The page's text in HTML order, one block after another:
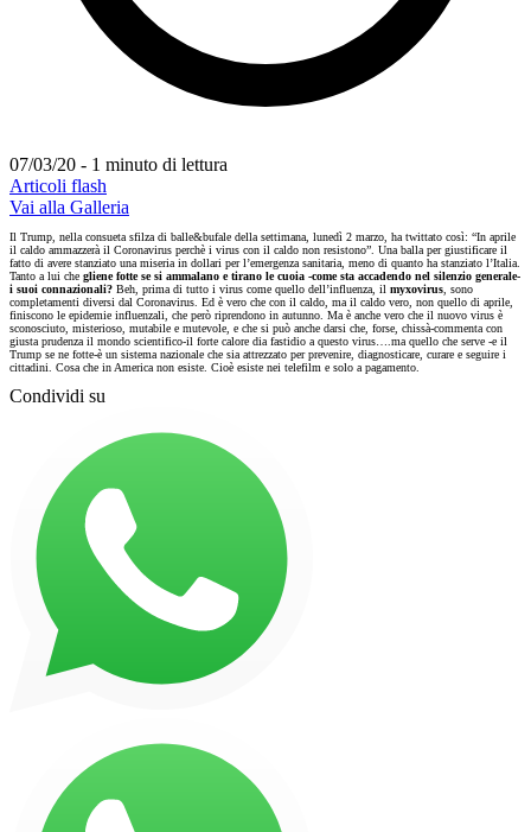
07/03/20 - 1 minuto di lettura
Articoli flash
Vai alla Galleria
Il Trump, nella consueta sfilza di balle&bufale della settimana, lunedì 2 marzo, ha twittato così: “In aprile
il caldo ammazzerà il Coronavirus perchè i virus con il caldo non resistono”. Una balla per giustificare il
fatto di avere stanziato una miseria in dollari per l’emergenza sanitaria, meno di quanto ha stanziato l’Italia.
Tanto a lui che gliene fotte se si ammalano e tirano le cuoia -come sta accadendo nel silenzio generale-
i suoi connazionali? Beh, prima di tutto i virus come quello dell’influenza, il myxovirus , sono
completamenti diversi dal Coronavirus. Ed è vero che con il caldo, ma il caldo vero, non quello di aprile,
finiscono le epidemie influenzali, che però riprendono in autunno. Ma è anche vero che il nuovo virus è
sconosciuto, misterioso, mutabile e mutevole, e che si può anche darsi che, forse, chissà-commenta con
giusta prudenza il mondo scientifico-il forte calore dia fastidio a questo virus….ma quello che serve -e il
Trump se ne fotte-è un sistema nazionale che sia attrezzato per prevenire, diagnosticare, curare e seguire i
cittadini. Cosa che in America non esiste. Cioè esiste nei telefilm e solo a pagamento.
Condividi su